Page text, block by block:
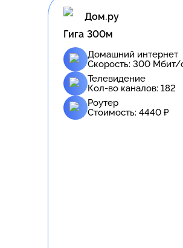
Дом.ру
Гига 300м
Домашний интернет
Скорость: 300 Мбит/
Телевидение
Кол-во каналов: 182
Роутер
Стоимость: 4440 ₽